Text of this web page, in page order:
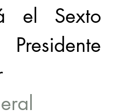
el Sexto